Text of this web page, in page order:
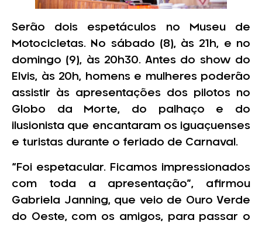
Serão dois espetáculos no Museu de
Motocicletas. No sábado (8), às 21h, e no
domingo (9), às 20h30. Antes do show do
Elvis, às 20h, homens e mulheres poderão
assistir às apresentações dos pilotos no
Globo da Morte, do palhaço e do
ilusionista que encantaram os iguaçuenses
e turistas durante o feriado de Carnaval.
“Foi espetacular. Ficamos impressionados
com toda a apresentação”, afirmou
Gabriela Janning, que veio de Ouro Verde
do Oeste, com os amigos, para passar o